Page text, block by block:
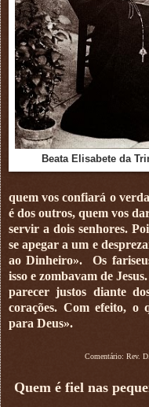
Beata Elisabete da
quem vos confiará o
é dos outros, quem vos
servir a dois senhores.
se apegar a um e
ao Dinheiro». Os
isso e zombavam de
parecer justos diante
corações. Com efeito, o
para Deus».
Comentário: Rev.
Quem é fiel nas